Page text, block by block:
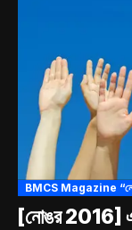
BMCS Magazine
[নোঙর 2016]